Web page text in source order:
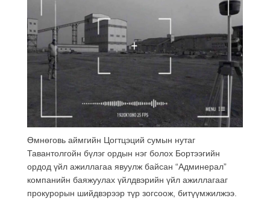
Өмнөговь аймгийн Цогтцэций сумын нутаг
Тавантолгойн бүлэг ордын нэг болох Бортээгийн
ордод үйл ажиллагаа явуулж байсан “Админерал”
компанийн баяжуулах үйлдвэрийн үйл ажиллагааг
прокурорын шийдвэрээр түр зогсоож, битүүмжилжээ.